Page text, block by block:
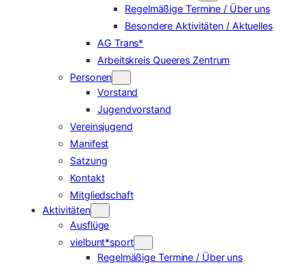
Regelmäßige Termine / Über uns
Besondere Aktivitäten / Aktuelles
AG Trans*
Arbeitskreis Queeres Zentrum
Personen
Vorstand
Jugendvorstand
Vereinsjugend
Manifest
Satzung
Kontakt
Mitgliedschaft
Aktivitäten
Ausflüge
vielbunt*sport
Regelmäßige Termine / Über uns